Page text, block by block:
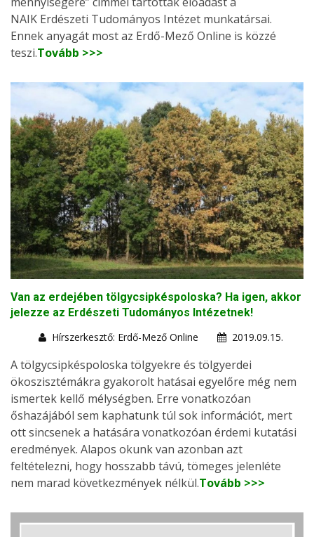
NAIK Erdészeti Tudományos Intézet munkatársai.
Ennek anyagát most az Erdő-Mező Online is közzé
teszi.Tovább >>>
Van az erdejében tölgycsipkéspoloska? Ha igen, akkor
jelezze az Erdészeti Tudományos Intézetnek!
Hírszerkesztő: Erdő-Mező Online
2019.09.15.
A tölgycsipkéspoloska tölgyekre és tölgyerdei
ökoszisztémákra gyakorolt hatásai egyelőre még nem
ismertek kellő mélységben. Erre vonatkozóan
őshazájából sem kaphatunk túl sok információt, mert
ott sincsenek a hatására vonatkozóan érdemi kutatási
eredmények. Alapos okunk van azonban azt
feltételezni, hogy hosszabb távú, tömeges jelenléte
nem marad következmények nélkül.Tovább >>>